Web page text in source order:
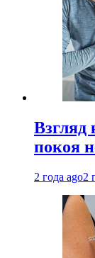
Взгляд
покоя
2 года ago2